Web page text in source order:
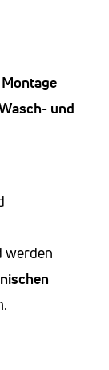
Montage
und
werden